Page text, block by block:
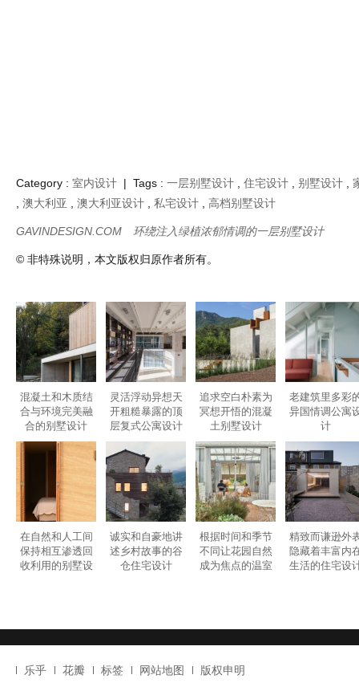
Category : 室内设计 | Tags : 一层别墅设计 住宅设计 别墅设计
澳大利亚 澳大利亚设计 私宅设计 高档别墅设计
GAVINDESIGN.COM 环绕注入绿植浓郁情调的一层别墅设计
© 非特殊说明，本文版权归原作者所有。
混凝土和木质结
合与环境完美融
合的别墅设计
灵活浮动异想天
开粗糙暴露的顶
层复式公寓设计
追求空白朴素为
冥想开悟的混凝
土别墅设计
老建筑里多彩
异国情调公寓
计
在自然和人工间
保持相互渗透回
收利用的别墅设
诚实和自豪地讲
述乡村故事的谷
仓住宅设计
根据时间和季节
不同让花园自然
成为焦点的温室
精致而谦逊外
隐藏着丰富内
生活的住宅设
乐乎 花瓣 标签 网站地图 版权申明